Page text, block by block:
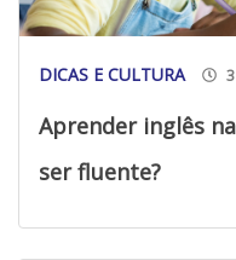
DICAS E CULTURA
Aprender inglês
ser fluente?